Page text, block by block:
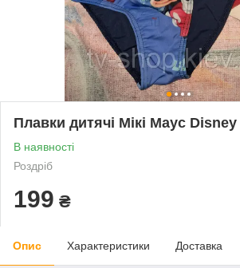
Плавки дитячі Мікі Маус Disney
В наявності
Роздріб
199 ₴
Опис Характеристики Доставка